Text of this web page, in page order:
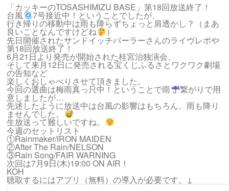
イベントスケジュール
イベント実績
施設案内
市民文化会館会員募集
アクセス
お問い合わせ
「カッキーのTOSASHIMIZU BASE」第18回放送終了！
台風 7号接近中！ということでしたが、
行き帰りの移動中は雨も降らずちょっと肩透かし？（まあ
良いことなんですけどね ）
先日開催されたサンドイッチパーラーさんのライヴレポや
第18回放送終了！
6月21日より発売が開始された桂宮治独演会、
そして来月12日に発売される宝くじふるさとワクワク劇場
の告知など
楽しくおしゃべりさせて頂きました。
今回の選曲は梅雨真っ只中！ということで雨 繋がりで用
意しましたが…
先述したように放送中は台風の影響はもちろん、雨も降り
ませんでした。
生放送って難しいですね。
今週のセットリスト
①Rainmaker/IRON MAIDEN
②After The Rain/NELSON
③Rain Song/FAIR WARNING
次回は7月9日(木)19:00 ON AIR！
KOH
聴取するにはアプリ（無料）の導入が必要です。↓